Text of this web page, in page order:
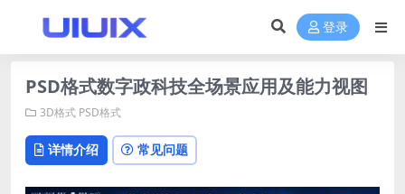
登录
PSD格式数字政科技全场景应用及能力视图
3D格式 PSD格式
详情介绍 常见问题